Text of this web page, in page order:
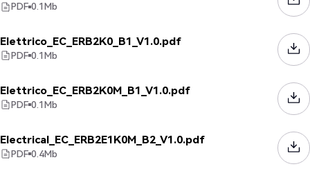
PDF 0.1Mb
Elettrico_EC_ERB2K0_B1_V1.0.pdf
PDF 0.1Mb
Elettrico_EC_ERB2K0M_B1_V1.0.pdf
PDF 0.1Mb
Electrical_EC_ERB2E1K0M_B2_V1.0.pdf
PDF 0.4Mb